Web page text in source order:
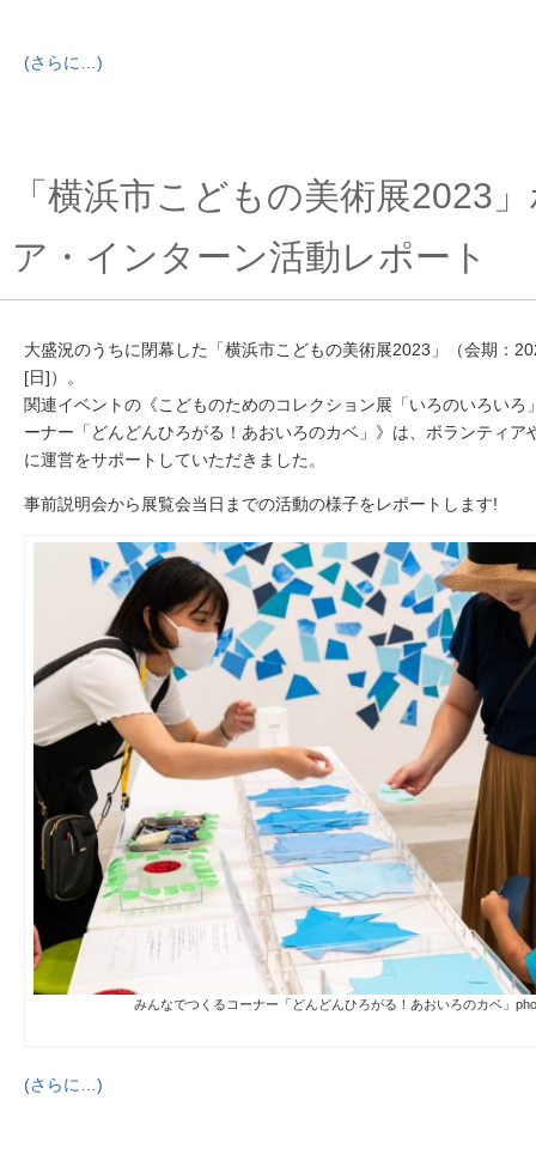
(さらに…)
「横浜市こどもの美術展2023
ア・インターン活動レポート
大盛況のうちに閉幕した「横浜市こどもの美術展2023」（会期：
[日]）。
関連イベントの《こどものためのコレクション展「いろのいろいろ
ーナー「どんどんひろがる！あおいろのカベ」》は、ボランティア
に運営をサポートしていただきました。
事前説明会から展覧会当日までの活動の様子をレポートします!
みんなでつくるコーナー「どんどんひろがる！あおいろのカベ」
(さらに…)